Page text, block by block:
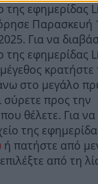
της εφημερίδας
Παρασκευή
Για να
της εφημερίδας
κρατήστε
στο μεγάλο
σύρετε προς την
θέλετε. Για να
της
ή πατήστε από
από τη